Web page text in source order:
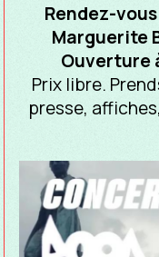
Rendez-
Marguerite
Ouverture
Prix libre.
presse,